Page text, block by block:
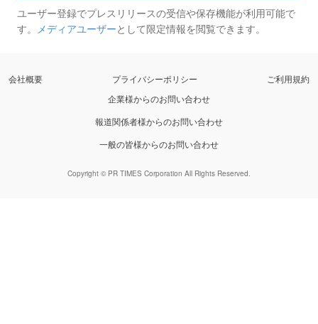
ユーザー登録でプレスリリースの受信や保存機能が利用可能で
す。 メディアユーザーとして限定情報を閲覧できます。
会社概要 プライバシーポリシー
ご利用規約
企業様からのお問い合わせ
報道関係者様からのお問い合わせ
一般の皆様からのお問い合わせ
Copyright © PR TIMES Corporation All Rights Reserved.